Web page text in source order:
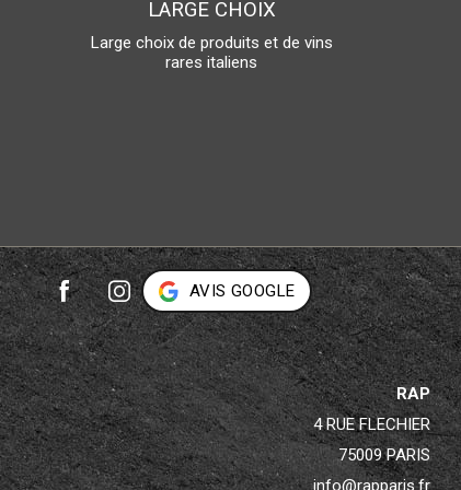
LARGE CHOIX
Large choix de produits et de vins
rares italiens
AVIS GOOGLE
RAP
4 RUE FLECHIER
75009 PARIS
info@rapparis.fr